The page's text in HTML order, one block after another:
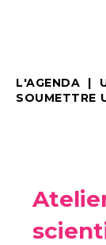
L'AGENDA
SOUMETTRE